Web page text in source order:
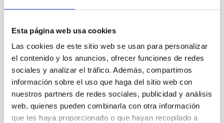
Esta página web usa cookies
Las cookies de este sitio web se usan para personalizar
el contenido y los anuncios, ofrecer funciones de redes
sociales y analizar el tráfico. Además, compartimos
información sobre el uso que haga del sitio web con
nuestros partners de redes sociales, publicidad y análisis
web, quienes pueden combinarla con otra información
que les haya proporcionado o que hayan recopilado a
The preparatory phase for the final design of the
European Solar Telescope begins